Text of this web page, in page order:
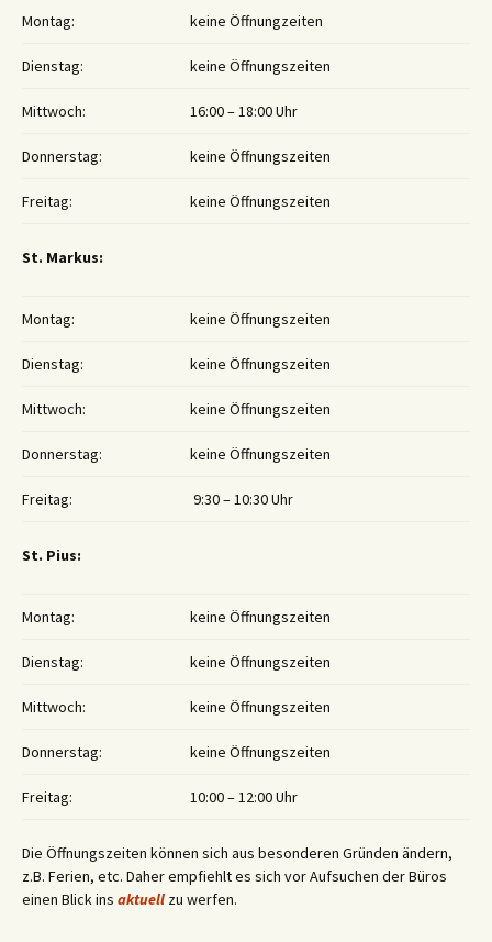
Montag: keine Öffnungzeiten
Dienstag: keine Öffnungszeiten
Mittwoch: 16:00 – 18:00 Uhr
Donnerstag: keine Öffnungszeiten
Freitag: keine Öffnungszeiten
St. Markus:
Montag: keine Öffnungszeiten
Dienstag: keine Öffnungszeiten
Mittwoch: keine Öffnungszeiten
Donnerstag: keine Öffnungszeiten
Freitag: 9:30 – 10:30 Uhr
St. Pius:
Montag: keine Öffnungszeiten
Dienstag: keine Öffnungszeiten
Mittwoch: keine Öffnungszeiten
Donnerstag: keine Öffnungszeiten
Freitag: 10:00 – 12:00 Uhr
Die Öffnungszeiten können sich aus besonderen Gründen ändern,
z.B. Ferien, etc. Daher empfiehlt es sich vor Aufsuchen der Büros
einen Blick ins aktuell zu werfen.